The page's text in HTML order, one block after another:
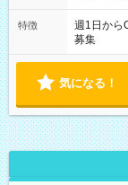
特徴
週1日から
募集
気になる！